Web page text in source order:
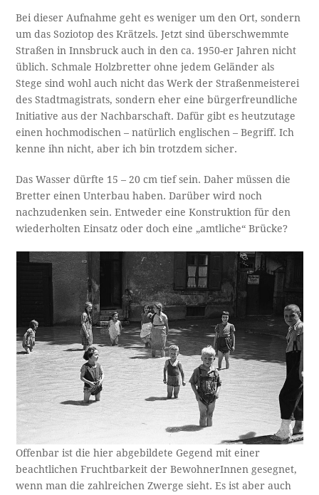
Bei dieser Aufnahme geht es weniger um den Ort, sondern
um das Soziotop des Krätzels. Jetzt sind überschwemmte
Straßen in Innsbruck auch in den ca. 1950-er Jahren nicht
üblich. Schmale Holzbretter ohne jedem Geländer als
Stege sind wohl auch nicht das Werk der Straßenmeisterei
des Stadtmagistrats, sondern eher eine bürgerfreundliche
Initiative aus der Nachbarschaft. Dafür gibt es heutzutage
einen hochmodischen – natürlich englischen – Begriff. Ich
kenne ihn nicht, aber ich bin trotzdem sicher.
Das Wasser dürfte 15 – 20 cm tief sein. Daher müssen die
Bretter einen Unterbau haben. Darüber wird noch
nachzudenken sein. Entweder eine Konstruktion für den
wiederholten Einsatz oder doch eine „amtliche“ Brücke?
Offenbar ist die hier abgebildete Gegend mit einer
beachtlichen Fruchtbarkeit der BewohnerInnen gesegnet,
wenn man die zahlreichen Zwerge sieht. Es ist aber auch